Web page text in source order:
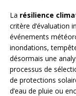
La résilience
critère d’évaluation
événements
inondations,
désormais une
processus de
de protections
d’eau de pluie ou